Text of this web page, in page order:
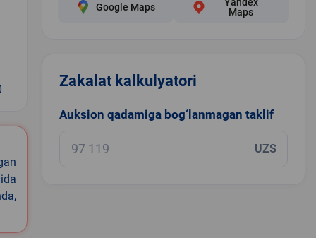
Google Maps
Maps
Zakalat kalkulyatori
Auksion qadamiga bog‘lanmagan taklif
UZS